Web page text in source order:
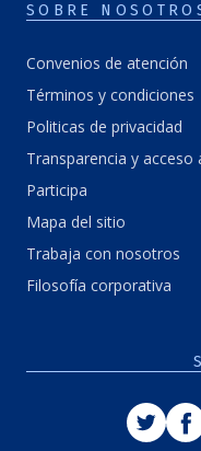
SOBRE
Convenios de atención
Términos y condiciones
Politicas de privacidad
Transparencia y
Participa
Mapa del sitio
Trabaja con nosotros
Filosofía corporativa